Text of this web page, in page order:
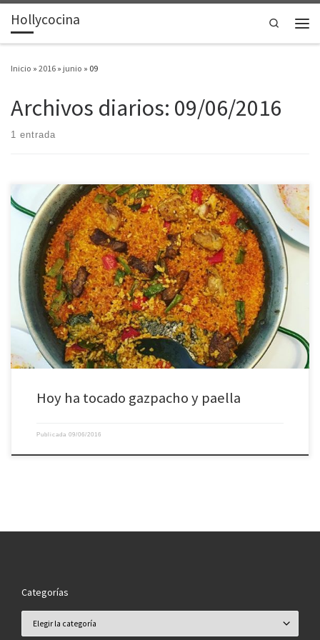
Saltar al contenido
Hollycocina
Search
Inicio » 2016 » junio » 09
Archivos diarios: 09/06/2016
1 entrada
Hoy ha tocado gazpacho y paella ️
Publicada 09/06/2016
Categorías